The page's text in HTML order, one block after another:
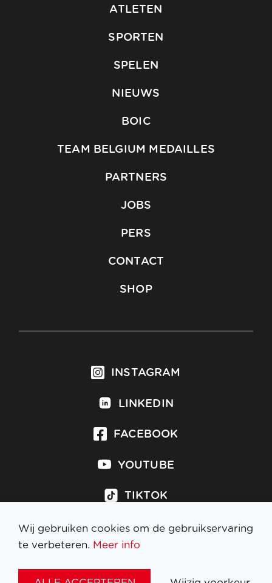
ATLETEN
SPORTEN
SPELEN
NIEUWS
BOIC
TEAM BELGIUM MEDAILLES
PARTNERS
JOBS
PERS
CONTACT
SHOP
INSTAGRAM
LINKEDIN
FACEBOOK
YOUTUBE
TIKTOK
Inschrijven op nieuwsbrief
Wij gebruiken cookies om de gebruikservaring
te verbeteren. Meer info